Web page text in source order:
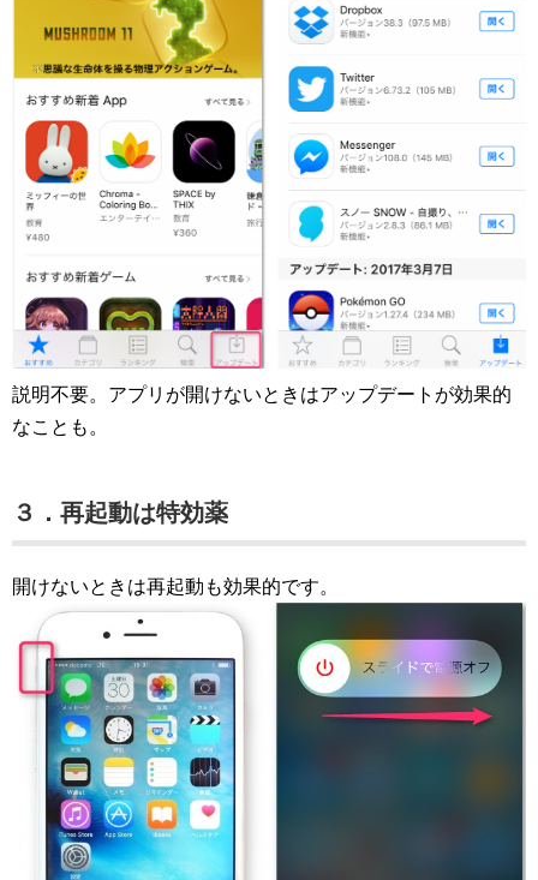
説明不要。アプリが開けないときはアップデートが効果的
なことも。
３．再起動は特効薬
開けないときは再起動も効果的です。